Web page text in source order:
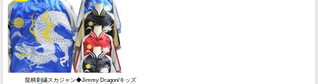
龍柄刺繍スカジャン◆Jimmy Dragon/キッズ